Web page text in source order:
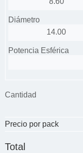
Diámetro
14.00
Potencia Esférica
Cantidad
Precio por pack
Total